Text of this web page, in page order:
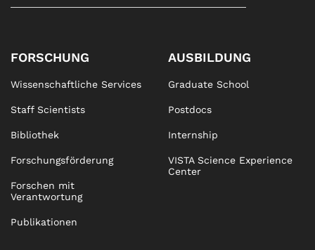
FORSCHUNG
Wissenschaftliche Services
Staff Scientists
Bibliothek
Forschungsförderung
Forschen mit
Verantwortung
Publikationen
AUSBILDUNG
Graduate School
Postdocs
Internship
VISTA Science Experience
Center